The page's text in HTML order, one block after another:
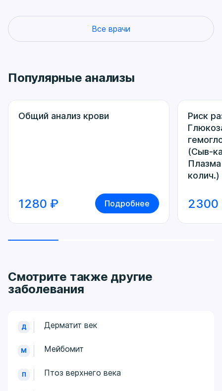
Все врачи
Популярные анализы
Общий анализ крови
1280 ₽ Подробнее
Риск
(Сыв-
колич.)
2300
Смотрите также другие
заболевания
Д Дерматит век
М Мейбомит
П Птоз верхнего века